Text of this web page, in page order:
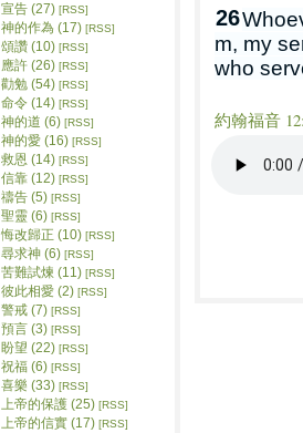
26
m, my
who
約翰福音
宣告 (27) [RSS]
神的作為 (17) [RSS]
頌讚 (10) [RSS]
應許 (26) [RSS]
勸勉 (54) [RSS]
命令 (14) [RSS]
神的道 (6) [RSS]
神的愛 (16) [RSS]
救恩 (14) [RSS]
信靠 (12) [RSS]
禱告 (5) [RSS]
聖靈 (6) [RSS]
悔改歸正 (10) [RSS]
尋求神 (6) [RSS]
苦難試煉 (11) [RSS]
彼此相愛 (2) [RSS]
警戒 (7) [RSS]
預言 (3) [RSS]
盼望 (22) [RSS]
祝福 (6) [RSS]
喜樂 (33) [RSS]
上帝的保護 (25) [RSS]
上帝的信實 (17) [RSS]